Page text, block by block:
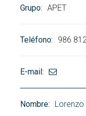
APET
986
Lorenzo